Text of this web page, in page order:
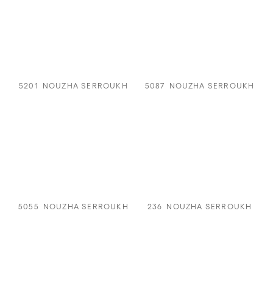
5201 NOUZHA SERROUKH 5087 NOUZHA SERROUKH
5055 NOUZHA SERROUKH 236 NOUZHA SERROUKH